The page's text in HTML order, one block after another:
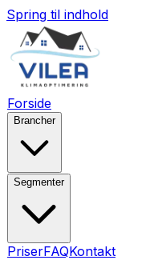
Spring til indhold
Forside
Brancher
Segmenter
PriserFAQKontakt